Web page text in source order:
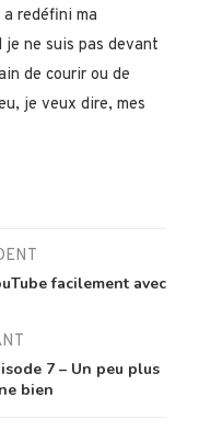
redéfini ma
ne suis pas devant
de courir ou de
je veux dire, mes
facilement avec
7 – Un peu plus
bien